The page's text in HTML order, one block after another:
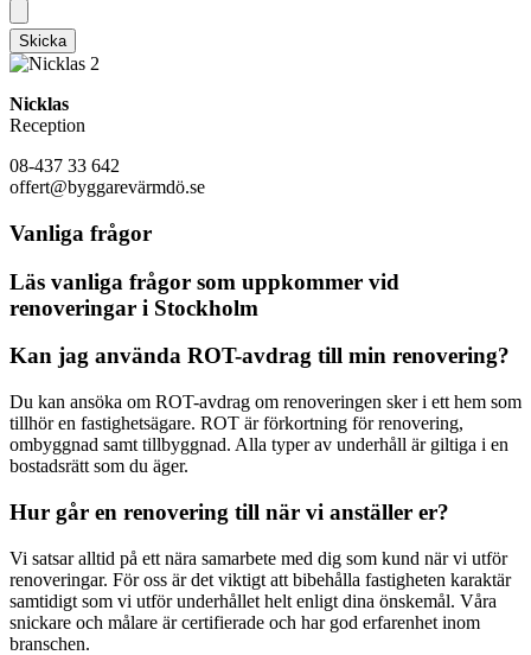
Skicka
Nicklas
Reception
08-437 33 642
offert@byggarevärmdö.se
Vanliga frågor
Läs vanliga frågor som uppkommer vid
renoveringar i Stockholm
Kan jag använda ROT-avdrag till min renovering?
Du kan ansöka om ROT-avdrag om renoveringen sker i ett hem som
tillhör en fastighetsägare. ROT är förkortning för renovering,
ombyggnad samt tillbyggnad. Alla typer av underhåll är giltiga i en
bostadsrätt som du äger.
Hur går en renovering till när vi anställer er?
Vi satsar alltid på ett nära samarbete med dig som kund när vi utför
renoveringar. För oss är det viktigt att bibehålla fastigheten karaktär
samtidigt som vi utför underhållet helt enligt dina önskemål. Våra
snickare och målare är certifierade och har god erfarenhet inom
branschen.